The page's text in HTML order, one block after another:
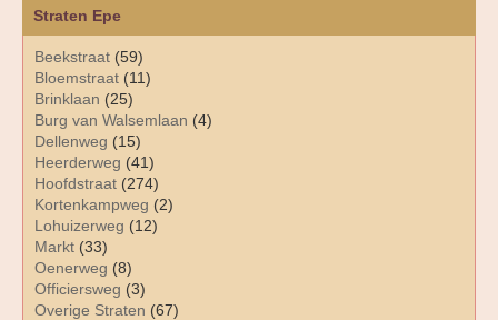
Straten Epe
Beekstraat (59)
Bloemstraat (11)
Brinklaan (25)
Burg van Walsemlaan (4)
Dellenweg (15)
Heerderweg (41)
Hoofdstraat (274)
Kortenkampweg (2)
Lohuizerweg (12)
Markt (33)
Oenerweg (8)
Officiersweg (3)
Overige Straten (67)